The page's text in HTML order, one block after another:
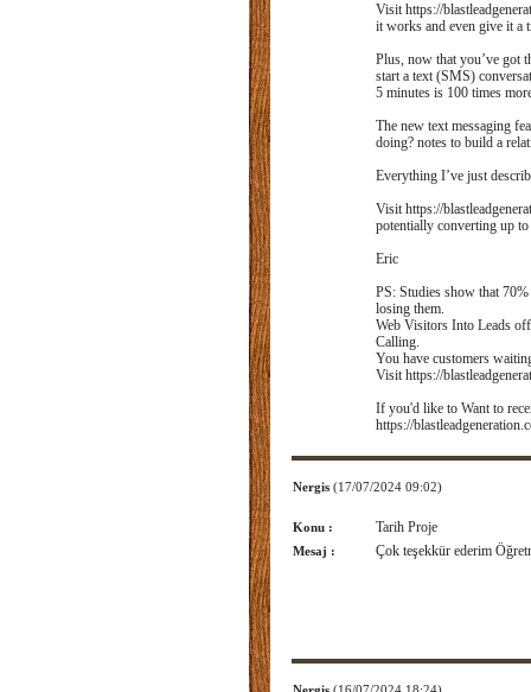
Visit https://
it works and even give it
Plus, now that you’ve got
start a text (SMS)
5 minutes is 100 times
The new text messaging
doing? notes to build a
Everything I’ve just
Visit https://
potentially converting up
Eric
PS: Studies show that
losing them.
Web Visitors Into Leads
Calling.
You have customers
Visit https://
If you'd like to Want to
https://
Nergis (17/07/2024 09:02)
Konu : Tarih Proje
Mesaj : Çok teşekkür ederim